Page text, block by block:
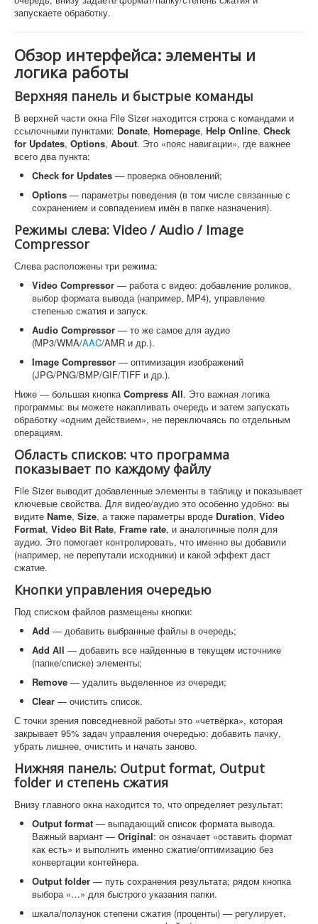
запускаете обработку.
Обзор интерфейса: элементы и
логика работы
Верхняя панель и быстрые команды
В верхней части окна File Sizer находится строка с командами и
ссылочными пунктами: Donate, Homepage, Help Online, Check
for Updates, Options, About. Это «пояс навигации», где важнее
всего два пункта:
Check for Updates — проверка обновлений;
Options — параметры поведения (в том числе связанные с
сохранением и совпадением имён в папке назначения).
Режимы слева: Video / Audio / Image
Compressor
Слева расположены три режима:
Video Compressor — работа с видео: добавление роликов,
выбор формата вывода (например, MP4), управление
степенью сжатия и запуск.
Audio Compressor — то же самое для аудио
(MP3/WMA/AAC/AMR и др.).
Image Compressor — оптимизация изображений
(JPG/PNG/BMP/GIF/TIFF и др.).
Ниже — большая кнопка Compress All. Это важная логика
программы: вы можете накапливать очередь и затем запускать
обработку «одним действием», не переключаясь по отдельным
операциям.
Область списков: что программа
показывает по каждому файлу
File Sizer выводит добавленные элементы в таблицу и показывает
ключевые свойства. Для видео/аудио это особенно удобно: вы
видите Name, Size, а также параметры вроде Duration, Video
Format, Video Bit Rate, Frame rate, и аналогичные поля для
аудио. Это помогает контролировать, что именно вы добавили
(например, не перепутали исходники) и какой эффект даст
сжатие.
Кнопки управления очередью
Под списком файлов размещены кнопки:
Add — добавить выбранные файлы в очередь;
Add All — добавить все найденные в текущем источнике
(папке/списке) элементы;
Remove — удалить выделенное из очереди;
Clear — очистить список.
С точки зрения повседневной работы это «четвёрка», которая
закрывает 95% задач управления очередью: добавить пачку,
убрать лишнее, очистить и начать заново.
Нижняя панель: Output format, Output
folder и степень сжатия
Внизу главного окна находится то, что определяет результат:
Output format — выпадающий список формата вывода.
Важный вариант — Original: он означает «оставить формат
как есть» и выполнить именно сжатие/оптимизацию без
конвертации контейнера.
Output folder — путь сохранения результата; рядом кнопка
выбора «…» для быстрого указания папки.
шкала/ползунок степени сжатия (проценты) — регулирует,